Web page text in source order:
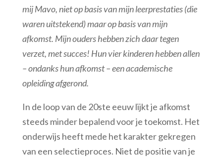
mij Mavo, niet op basis van mijn leerprestaties (die
waren uitstekend) maar op basis van mijn
afkomst. Mijn ouders hebben zich daar tegen
verzet, met succes! Hun vier kinderen hebben allen
– ondanks hun afkomst – een academische
opleiding afgerond.
In de loop van de 20ste eeuw lijkt je afkomst
steeds minder bepalend voor je toekomst. Het
onderwijs heeft mede het karakter gekregen
van een selectieproces. Niet de positie van je